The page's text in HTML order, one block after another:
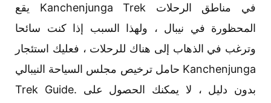
يقع Kanchenjunga Trek في مناطق الرحلات
المحظورة في نيبال ، ولهذا السبب إذا كنت سائحا
وترغب في الذهاب إلى هناك للرحلات ، فعليك استئجار
حامل ترخيص مجلس السياحة النيبالي Kanchenjunga
Trek Guide. بدون دليل ، لا يمكنك الحصول على